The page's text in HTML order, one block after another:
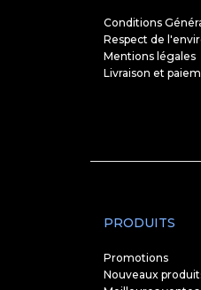
Conditions
Respect de
Mentions légales
Livraison et
PRODUITS
Promotions
Nouveaux